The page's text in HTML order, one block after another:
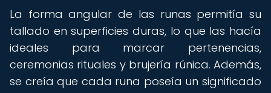
La forma angular de las runas permitía su
tallado en superficies duras, lo que las hacía
ideales para marcar pertenencias,
ceremonias rituales y brujería rúnica. Además,
se creía que cada runa poseía un significado